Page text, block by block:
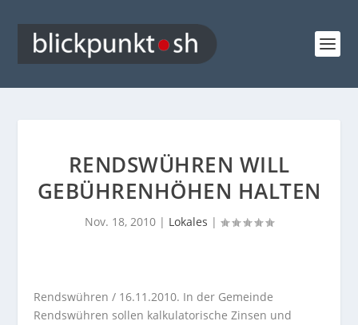
RENDSWÜHREN WILL
GEBÜHRENHÖHEN HALTEN
Nov. 18, 2010 | Lokales |
Rendswühren / 16.11.2010. In der Gemeinde
Rendswühren sollen kalkulatorische Zinsen und